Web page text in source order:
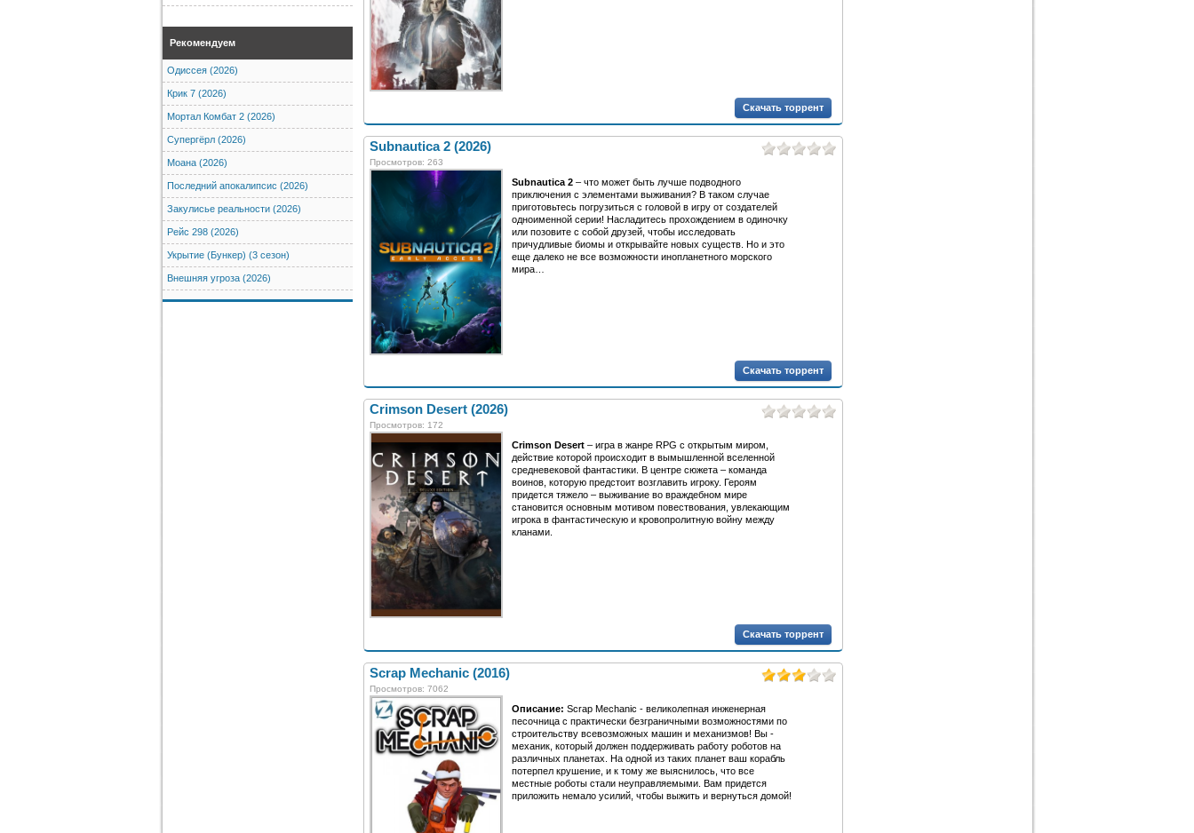
Скачать торрент
Subnautica 2 (2026)
Просмотров: 263
Subnautica 2– что может быть лучше подводного
приключения с элементами выживания? В таком случае
приготовьтесь погрузиться с головой в игру от создателей
одноименной серии! Насладитесь прохождением в одиночку
или позовите с собой друзей, чтобы исследовать
причудливые биомы и открывайте новых существ. Но и это
еще далеко не все возможности инопланетного морского
мира…
Скачать торрент
Crimson Desert (2026)
Просмотров: 172
Crimson Desert– игра в жанре RPG с открытым миром,
действие которой происходит в вымышленной вселенной
средневековой фантастики. В центре сюжета – команда
воинов, которую предстоит возглавить игроку. Героям
придется тяжело – выживание во враждебном мире
становится основным мотивом повествования, увлекающим
игрока в фантастическую и кровопролитную войну между
кланами.
Скачать торрент
Scrap Mechanic (2016)
Просмотров: 7062
Описание: Scrap Mechanic - великолепная инженерная
песочница с практически безграничными возможностями по
строительству всевозможных машин и механизмов! Вы -
механик, который должен поддерживать работу роботов на
различных планетах. На одной из таких планет ваш корабль
потерпел крушение, и к тому же выяснилось, что все
местные роботы стали неуправляемыми. Вам придется
приложить немало усилий, чтобы выжить и вернуться домой!
Рекомендуем
Одиссея (2026)
Крик 7 (2026)
Мортал Комбат 2 (2026)
Супергёрл (2026)
Моана (2026)
Последний апокалипсис (2026)
Закулисье реальности (2026)
Рейс 298 (2026)
Укрытие (Бункер) (3 сезон)
Внешняя угроза (2026)